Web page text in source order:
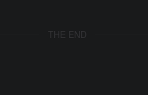
THE END